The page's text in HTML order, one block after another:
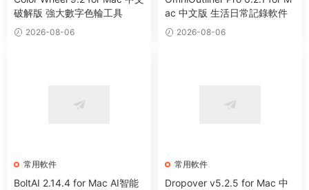
破解版 強大數字色輪工具
2026-08-06
ac 中文版 生活日常記錄軟件
2026-08-06
常用軟件
BoltAI 2.14.4 for Mac AI智能
常用軟件
Dropover v5.2.5 for Mac 中